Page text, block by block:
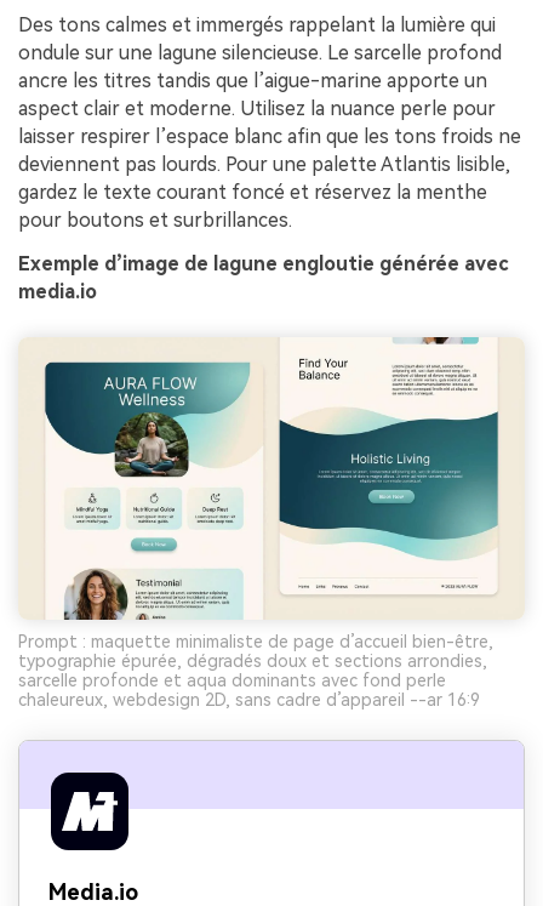
Des tons calmes et immergés rappelant la lumière qui
ondule sur une lagune silencieuse. Le sarcelle profond
ancre les titres tandis que l’aigue-marine apporte un
aspect clair et moderne. Utilisez la nuance perle pour
laisser respirer l’espace blanc afin que les tons froids ne
deviennent pas lourds. Pour une palette Atlantis lisible,
gardez le texte courant foncé et réservez la menthe
pour boutons et surbrillances.
Exemple d’image de lagune engloutie générée avec
media.io
Prompt : maquette minimaliste de page d’accueil bien-être,
typographie épurée, dégradés doux et sections arrondies,
sarcelle profonde et aqua dominants avec fond perle
chaleureux, webdesign 2D, sans cadre d’appareil --ar 16:9
Media.io